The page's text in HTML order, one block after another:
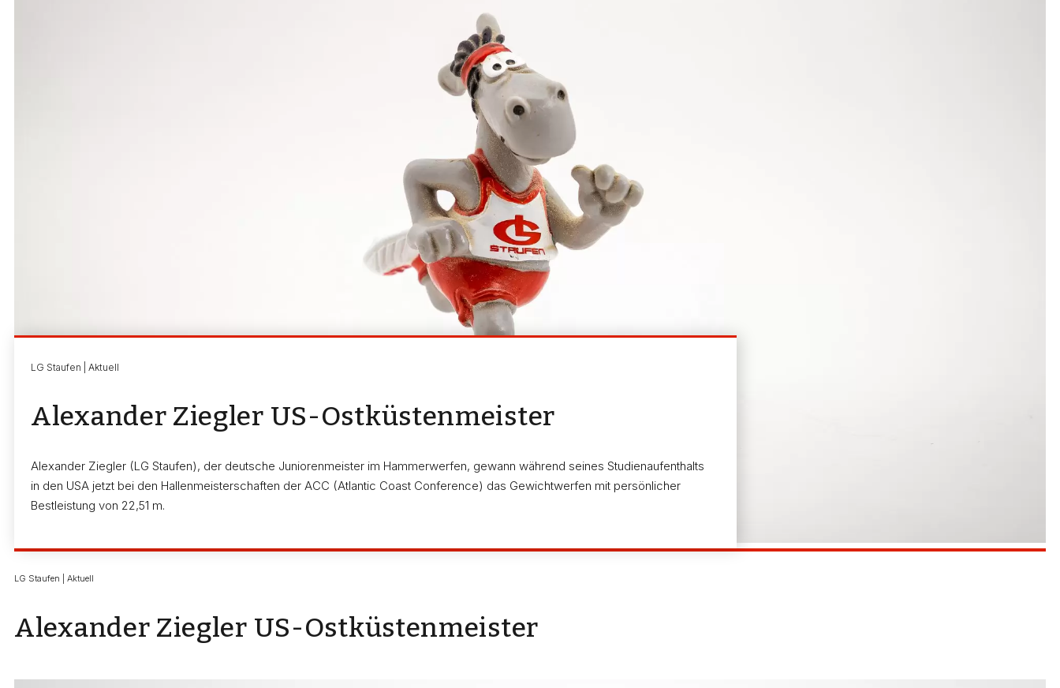
LG Staufen | Aktuell
Alexander Ziegler US-Ostküstenmeister
Alexander Ziegler (LG Staufen), der deutsche Juniorenmeister im Hammerwerfen, gewann während seines Studienaufenthalts
in den USA jetzt bei den Hallenmeisterschaften der ACC (Atlantic Coast Conference) das Gewichtwerfen mit persönlicher
Bestleistung von 22,51 m.
LG Staufen | Aktuell
Alexander Ziegler US-Ostküstenmeister